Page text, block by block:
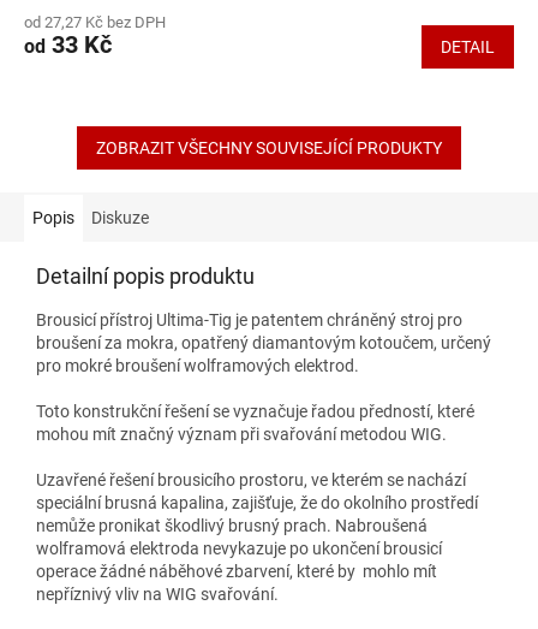
produktu
je
hvězdiček.
od 27,27 Kč bez DPH
od 33 Kč DETAIL
ZOBRAZIT VŠECHNY SOUVISEJÍCÍ PRODUKTY
Popis Diskuze
Detailní popis produktu
Brousicí přístroj Ultima-Tig je patentem chráněný stroj pro
broušení za mokra, opatřený diamantovým kotoučem, určený
pro mokré broušení wolframových elektrod.
Toto konstrukční řešení se vyznačuje řadou předností, které
mohou mít značný význam při svařování metodou WIG.
Uzavřené řešení brousicího prostoru, ve kterém se nachází
speciální brusná kapalina, zajišťuje, že do okolního prostředí
nemůže pronikat škodlivý brusný prach. Nabroušená
wolframová elektroda nevykazuje po ukončení brousicí
operace žádné náběhové zbarvení, které by mohlo mít
nepříznivý vliv na WIG svařování.